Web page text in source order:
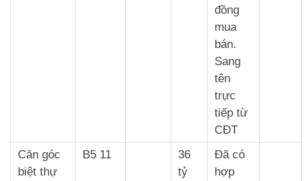
đồng
mua
bán.
Sang
tên
trực
tiếp từ
CĐT
Căn góc
biệt thự
B5 11
36
tỷ
Đã có
hợp